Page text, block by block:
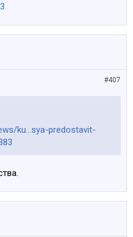
#407
ku...sya-predostavit-